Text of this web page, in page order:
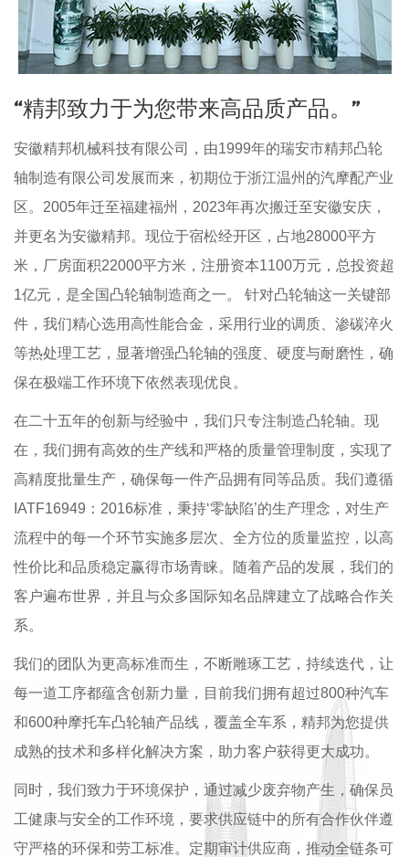
“精邦致力于为您带来高品质产品。”
安徽精邦机械科技有限公司，由1999年的瑞安市精邦凸轮
轴制造有限公司发展而来，初期位于浙江温州的汽摩配产业
区。2005年迁至福建福州，2023年再次搬迁至安徽安庆，
并更名为安徽精邦。现位于宿松经开区，占地28000平方
米，厂房面积22000平方米，注册资本1100万元，总投资超
1亿元，是全国凸轮轴制造商之一。 针对凸轮轴这一关键部
件，我们精心选用高性能合金，采用行业的调质、渗碳淬火
等热处理工艺，显著增强凸轮轴的强度、硬度与耐磨性，确
保在极端工作环境下依然表现优良。
在二十五年的创新与经验中，我们只专注制造凸轮轴。现
在，我们拥有高效的生产线和严格的质量管理制度，实现了
高精度批量生产，确保每一件产品拥有同等品质。我们遵循
IATF16949：2016标准，秉持‘零缺陷’的生产理念，对生产
流程中的每一个环节实施多层次、全方位的质量监控，以高
性价比和品质稳定赢得市场青睐。随着产品的发展，我们的
客户遍布世界，并且与众多国际知名品牌建立了战略合作关
系。
我们的团队为更高标准而生，不断雕琢工艺，持续迭代，让
每一道工序都蕴含创新力量，目前我们拥有超过800种汽车
和600种摩托车凸轮轴产品线，覆盖全车系，精邦为您提供
成熟的技术和多样化解决方案，助力客户获得更大成功。
同时，我们致力于环境保护，通过减少废弃物产生，确保员
工健康与安全的工作环境，要求供应链中的所有合作伙伴遵
守严格的环保和劳工标准。定期审计供应商，推动全链条可